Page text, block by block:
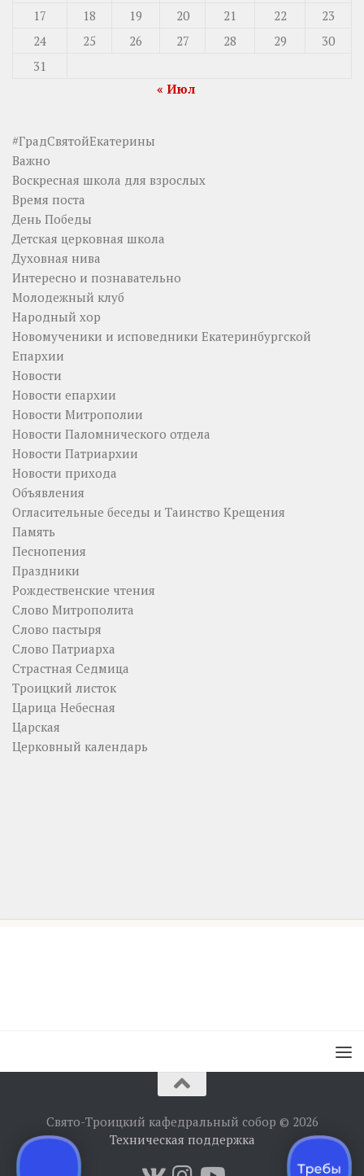
17
18 19 20 21 22
23
24
25 26 27 28 29
30
31
« Июл
#ГрадСвятойЕкатерины
Важно
Воскресная школа для взрослых
Время поста
День Победы
Детская церковная школа
Духовная нива
Интересно и познавательно
Молодежный клуб
Народный хор
Новомученики и исповедники Екатеринбургской
Епархии
Новости
Новости епархии
Новости Митрополии
Новости Паломнического отдела
Новости Патриархии
Новости прихода
Объявления
Огласительные беседы и Таинство Крещения
Память
Песнопения
Праздники
Рождественские чтения
Слово Митрополита
Слово пастыря
Слово Патриарха
Страстная Седмица
Троицкий листок
Царица Небесная
Царская
Церковный календарь
Свято-Троицкий кафедральный собор © 2026
Техническая поддержка